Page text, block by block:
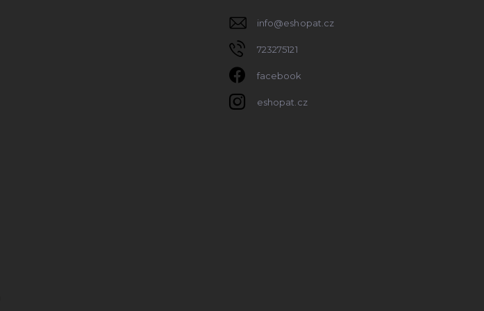
info@eshopat.cz
723275121
facebook
eshopat.cz